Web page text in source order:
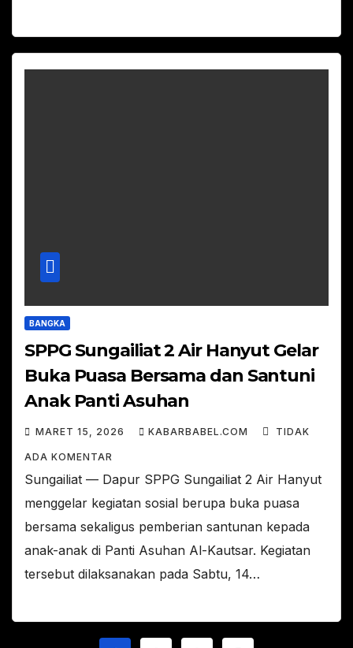
BANGKA
SPPG Sungailiat 2 Air Hanyut Gelar
Buka Puasa Bersama dan Santuni
Anak Panti Asuhan
MARET 15, 2026 KABARBABEL.COM TIDAK
ADA KOMENTAR
Sungailiat — Dapur SPPG Sungailiat 2 Air Hanyut
menggelar kegiatan sosial berupa buka puasa
bersama sekaligus pemberian santunan kepada
anak-anak di Panti Asuhan Al-Kautsar. Kegiatan
tersebut dilaksanakan pada Sabtu, 14…